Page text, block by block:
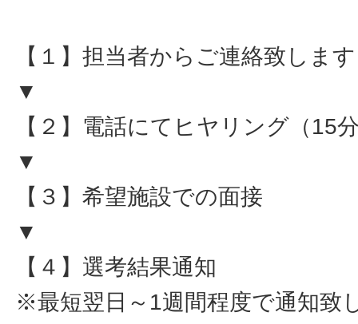
【１】担当者からご連絡致します
▼
【２】電話にてヒヤリング（15
▼
【３】希望施設での面接
▼
【４】選考結果通知
※最短翌日～1週間程度で通知致